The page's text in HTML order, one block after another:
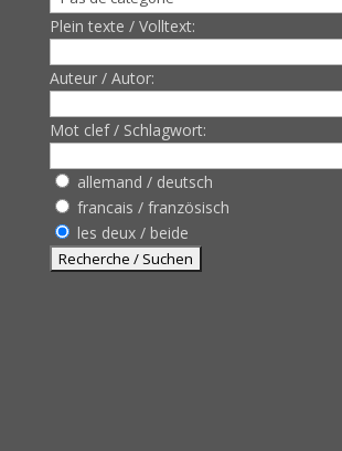
Plein texte / Volltext:
Auteur / Autor:
Mot clef / Schlagwort:
allemand / deutsch
francais / französisch
les deux / beide